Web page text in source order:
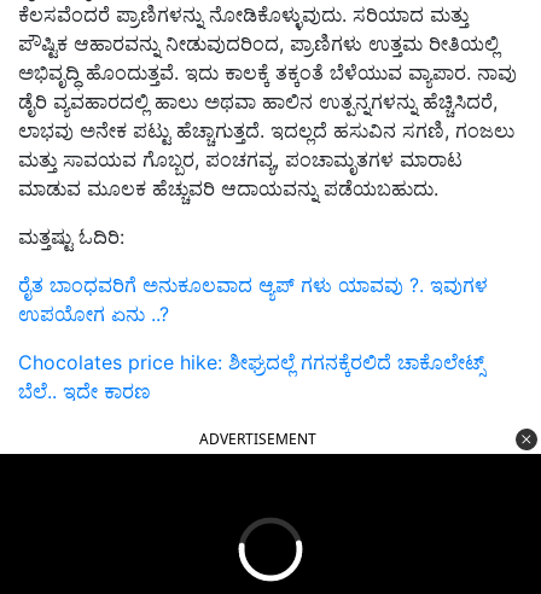
ಕೆಲಸವೆಂದರೆ ಪ್ರಾಣಿಗಳನ್ನು ನೋಡಿಕೊಳ್ಳುವುದು. ಸರಿಯಾದ ಮತ್ತು
ಪೌಷ್ಟಿಕ ಆಹಾರವನ್ನು ನೀಡುವುದರಿಂದ, ಪ್ರಾಣಿಗಳು ಉತ್ತಮ ರೀತಿಯಲ್ಲಿ
ಅಭಿವೃದ್ಧಿ ಹೊಂದುತ್ತವೆ. ಇದು ಕಾಲಕ್ಕೆ ತಕ್ಕಂತೆ ಬೆಳೆಯುವ ವ್ಯಾಪಾರ. ನಾವು
ಡೈರಿ ವ್ಯವಹಾರದಲ್ಲಿ ಹಾಲು ಅಥವಾ ಹಾಲಿನ ಉತ್ಪನ್ನಗಳನ್ನು ಹೆಚ್ಚಿಸಿದರೆ,
ಲಾಭವು ಅನೇಕ ಪಟ್ಟು ಹೆಚ್ಚಾಗುತ್ತದೆ. ಇದಲ್ಲದೆ ಹಸುವಿನ ಸಗಣಿ, ಗಂಜಲು
ಮತ್ತು ಸಾವಯವ ಗೊಬ್ಬರ, ಪಂಚಗವ್ಯ, ಪಂಚಾಮೃತಗಳ ಮಾರಾಟ
ಮಾಡುವ ಮೂಲಕ ಹೆಚ್ಚುವರಿ ಆದಾಯವನ್ನು ಪಡೆಯಬಹುದು.
ಮತ್ತಷ್ಟು ಓದಿರಿ:
ರೈತ ಬಾಂಧವರಿಗೆ ಅನುಕೂಲವಾದ ಆ್ಯಪ್ ಗಳು ಯಾವವು ?. ಇವುಗಳ
ಉಪಯೋಗ ಏನು ..?
Chocolates price hike: ಶೀಘ್ರದಲ್ಲೆ ಗಗನಕ್ಕೆರಲಿದೆ ಚಾಕೊಲೇಟ್ಸ್‌
ಬೆಲೆ.. ಇದೇ ಕಾರಣ
ADVERTISEMENT